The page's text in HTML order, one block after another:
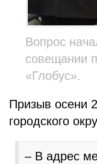
Вопрос
совещании
«Глобус».
Призыв осени
городского
– В адрес